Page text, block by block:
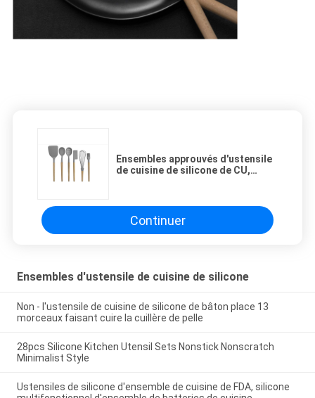
Ensembles approuvés d'ustensile
de cuisine de silicone de CU,
Continuer
Ensembles d'ustensile de cuisine de silicone
Non - l'ustensile de cuisine de silicone de bâton place 13
morceaux faisant cuire la cuillère de pelle
28pcs Silicone Kitchen Utensil Sets Nonstick Nonscratch
Minimalist Style
Ustensiles de silicone d'ensemble de cuisine de FDA, silicone